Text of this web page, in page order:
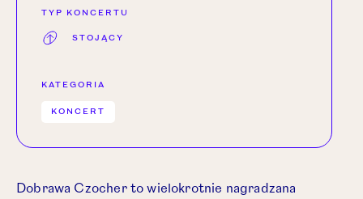
TYP KONCERTU
STOJĄCY
KATEGORIA
KONCERT
Dobrawa Czocher to wielokrotnie nagradzana